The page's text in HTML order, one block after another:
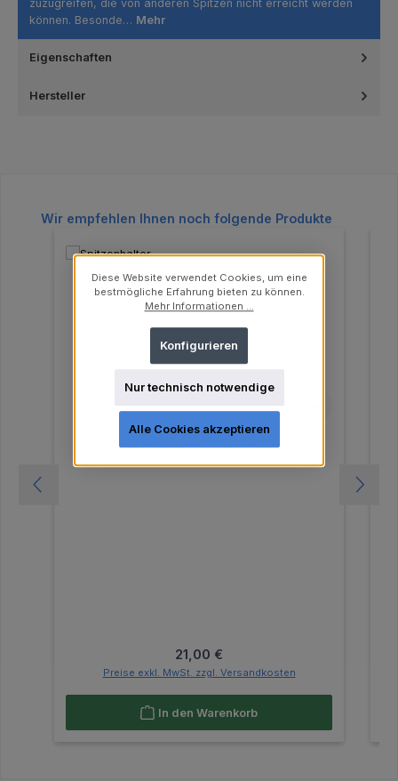
zuzugreifen, die von anderen Spitzen nicht erreicht werden
können. Besonde… Mehr
Eigenschaften
Hersteller
Produktgalerie überspringen
Wir empfehlen Ihnen noch folgende Produkte
Spitzenhalter ohne Deckel
Regulärer Preis:
21,00 €
Preise exkl. MwSt. zzgl. Versandkosten
In den Warenkorb
Diese Website verwendet Cookies, um eine
bestmögliche Erfahrung bieten zu können.
Mehr Informationen ...
Nur technisch notwendige
Konfigurieren
Alle Cookies akzeptieren